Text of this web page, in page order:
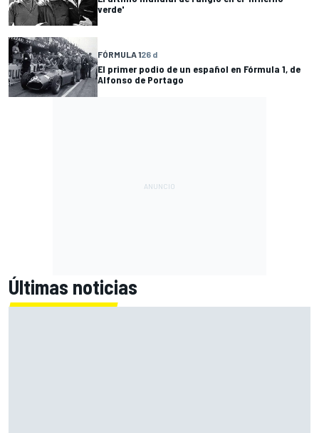
verde'
FÓRMULA 126 d
El primer podio de un español en Fórmula 1, de
Alfonso de Portago
Últimas noticias